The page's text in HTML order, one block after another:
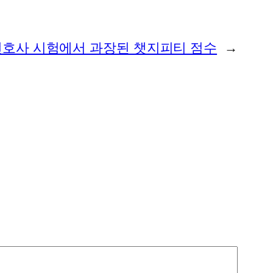
호사 시험에서 과장된 챗지피티 점수 →